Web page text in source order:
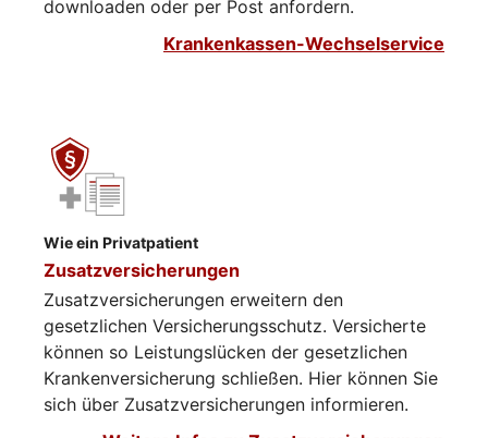
downloaden oder per Post anfordern.
Krankenkassen-Wechselservice
Wie ein Privatpatient
Zusatzversicherungen
Zusatzversicherungen erweitern den
gesetzlichen Versicherungsschutz. Versicherte
können so Leistungslücken der gesetzlichen
Krankenversicherung schließen. Hier können Sie
sich über Zusatzversicherungen informieren.​​​​